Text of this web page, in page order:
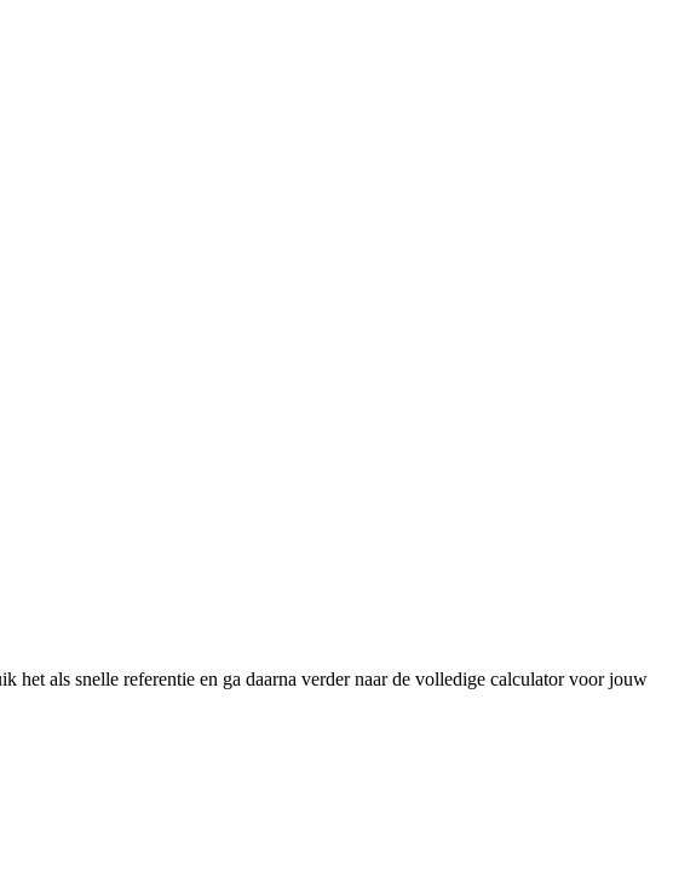
het als snelle referentie en ga daarna verder naar de volledige calculator voor jouw